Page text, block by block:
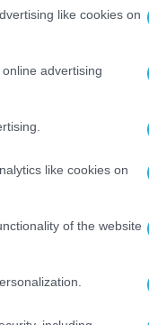
like cookies on
advertising
like cookies on
of the website
και
εμπόριο
και των
και ναύλων
και
και τη